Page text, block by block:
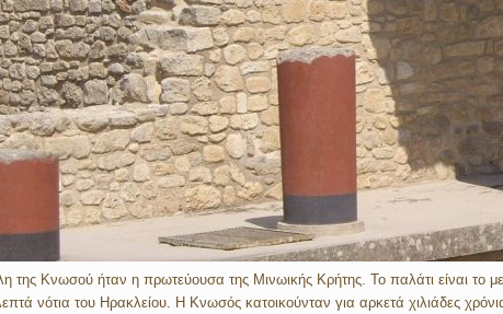
της Κνωσού ήταν η πρωτεύουσα της Μινωικής Κρήτης. Το παλάτι είναι το
νότια του Ηρακλείου. Η Κνωσός κατοικούνταν για αρκετά χιλιάδες